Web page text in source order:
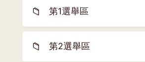
📁 第1選舉區
📁 第2選舉區